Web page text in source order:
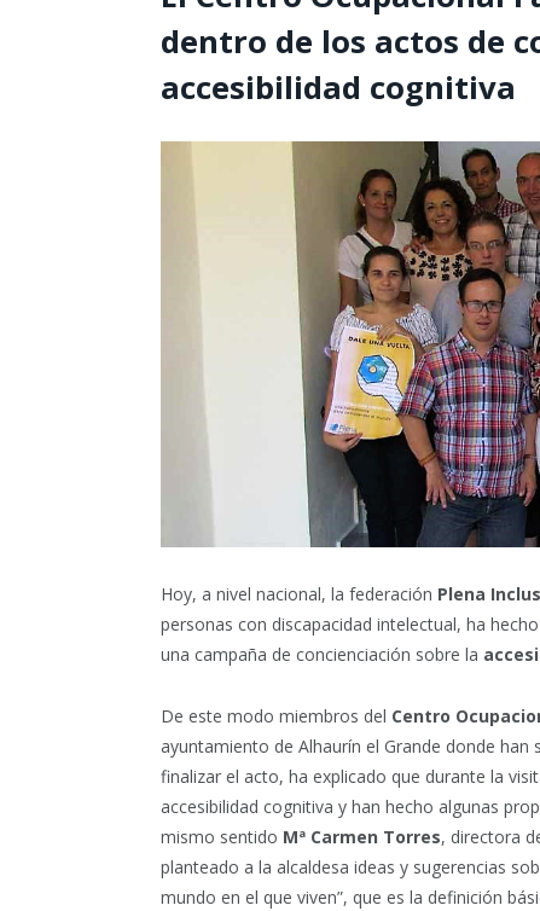
dentro de los actos de
accesibilidad cognitiva
Hoy, a nivel nacional, la federación Plena
personas con discapacidad intelectual, ha
una campaña de concienciación sobre la
De este modo miembros del Centro
ayuntamiento de Alhaurín el Grande donde han
finalizar el acto, ha explicado que durante la
accesibilidad cognitiva y han hecho algunas
mismo sentido Mª Carmen Torres, directora
planteado a la alcaldesa ideas y sugerencias
mundo en el que viven”, que es la definición